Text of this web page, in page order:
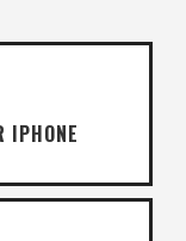
IPHONE